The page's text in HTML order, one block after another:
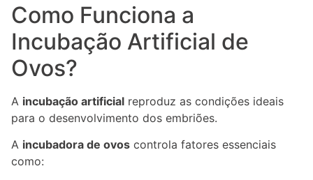
Como Funciona a
Incubação Artificial de
Ovos?
A incubação artificial reproduz as condições ideais
para o desenvolvimento dos embriões.
A incubadora de ovos controla fatores essenciais
como: